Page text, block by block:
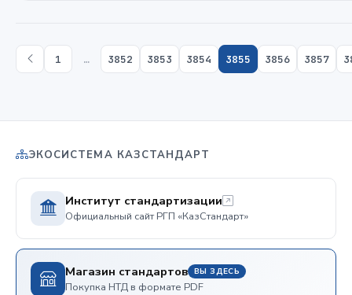
1 … 3852 3853 3854 3855 3856 3857
ЭКОСИСТЕМА КАЗСТАНДАРТ
Институт стандартизации
Официальный сайт РГП «КазСтандарт»
Магазин стандартов ВЫ ЗДЕСЬ
Покупка НТД в формате PDF